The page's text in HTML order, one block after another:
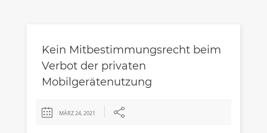
Kein Mitbestimmungsrecht beim
Verbot der privaten
Mobilgerätenutzung
MÄRZ 24, 2021